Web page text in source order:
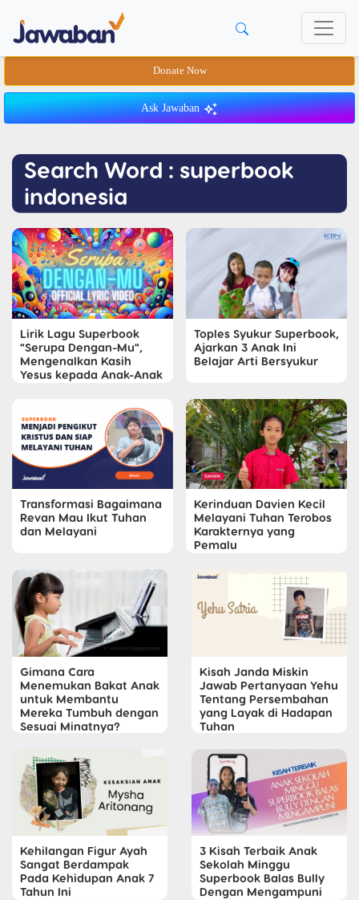
Donate Now
Ask Jawaban
Search Word : superbook
indonesia
Lirik Lagu Superbook
"Serupa Dengan-Mu",
Mengenalkan Kasih
Yesus kepada Anak-Anak
Toples Syukur Superbook,
Ajarkan 3 Anak Ini
Belajar Arti Bersyukur
Transformasi Bagaimana
Revan Mau Ikut Tuhan
dan Melayani
Kerinduan Davien Kecil
Melayani Tuhan Terobos
Karakternya yang
Pemalu
Gimana Cara
Menemukan Bakat Anak
untuk Membantu
Mereka Tumbuh dengan
Sesuai Minatnya?
Kisah Janda Miskin
Jawab Pertanyaan Yehu
Tentang Persembahan
yang Layak di Hadapan
Tuhan
Kehilangan Figur Ayah
Sangat Berdampak
Pada Kehidupan Anak 7
Tahun Ini
3 Kisah Terbaik Anak
Sekolah Minggu
Superbook Balas Bully
Dengan Mengampuni